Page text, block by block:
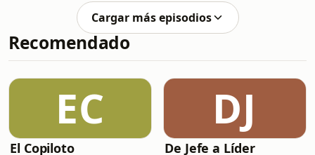
está la energía del tarotista durante
ese proceso.
Cargar más episodios
Recomendado
EC
El Copiloto
DJ
De Jefe a Líder